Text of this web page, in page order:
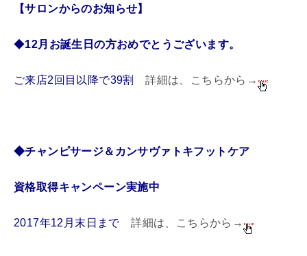
【サロンからのお知らせ】
◆12月お誕生日の方おめでとうございます。
ご来店2回目以降で39割詳細は、こちらから→
◆チャンピサージ＆カンサヴァトキフットケア
資格取得キャンペーン実施中
2017年12月末日まで詳細は、こちらから→